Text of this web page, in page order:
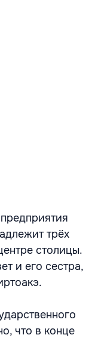
трёх
столицы.
и его сестра,
что в конце